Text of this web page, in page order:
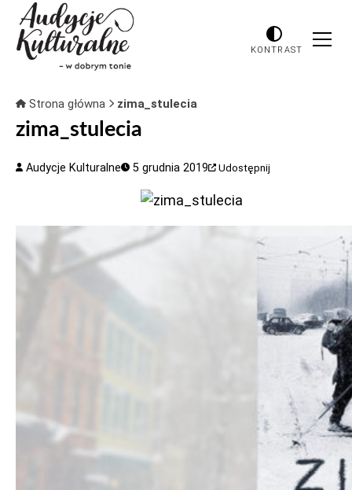
KONTRAST
Strona główna zima_stulecia
zima_stulecia
Audycje Kulturalne 5 grudnia 2019 Udostępnij